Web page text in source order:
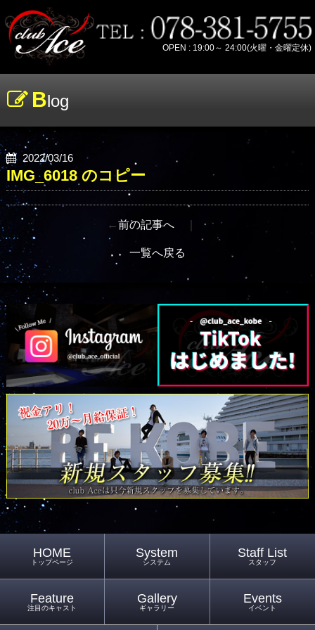
OPEN : 19:00～ 24:00(火曜・金曜定休)
Blog
2022/03/16
IMG_6018 のコピー
←前の記事へ ｜
一覧へ戻る
HOME
トップページ
System
システム
Staff List
スタッフ
Feature
注目のキャスト
Gallery
ギャラリー
Events
イベント